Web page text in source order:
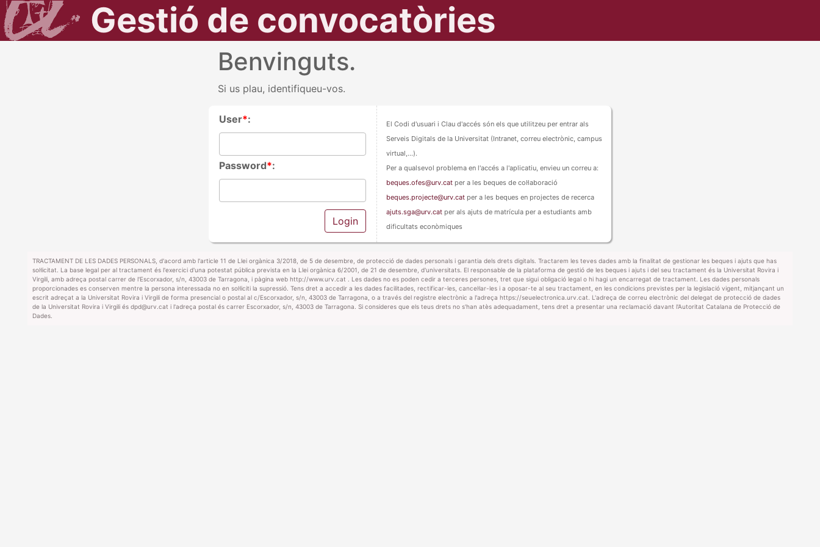
Gestió de convocatòries
Benvinguts.
Si us plau, identifiqueu-vos.
User*:
Password*:
El Codi d'usuari i Clau d'accés són els que utilitzeu per entrar als
Serveis Digitals de la Universitat (Intranet, correu electrònic, campus
virtual,...).
Per a qualsevol problema en l'accés a l'aplicatiu, envieu un correu a:
beques.ofes@urv.cat per a les beques de col·laboració
beques.projecte@urv.cat per a les beques en projectes de recerca
ajuts.sga@urv.cat per als ajuts de matrícula per a estudiants amb
dificultats econòmiques
TRACTAMENT DE LES DADES PERSONALS, d'acord amb l'article 11 de Llei orgànica 3/2018, de 5 de desembre, de protecció de dades personals i garantia dels drets digitals. Tractarem les teves dades amb la finalitat de gestionar les beques i ajuts que has
sol·licitat. La base legal per al tractament és l'exercici d'una potestat pública prevista en la Llei orgànica 6/2001, de 21 de desembre, d'universitats. El responsable de la plataforma de gestió de les beques i ajuts i del seu tractament és la Universitat Rovira i
Virgili, amb adreça postal carrer de l'Escorxador, s/n, 43003 de Tarragona, i pàgina web http://www.urv.cat . Les dades no es poden cedir a terceres persones, tret que sigui obligació legal o hi hagi un encarregat de tractament. Les dades personals
proporcionades es conserven mentre la persona interessada no en sol·liciti la supressió. Tens dret a accedir a les dades facilitades, rectificar-les, cancel·lar-les i a oposar-te al seu tractament, en les condicions previstes per la legislació vigent, mitjançant un
escrit adreçat a la Universitat Rovira i Virgili de forma presencial o postal al c/Escorxador, s/n, 43003 de Tarragona, o a través del registre electrònic a l'adreça https://seuelectronica.urv.cat. L'adreça de correu electrònic del delegat de protecció de dades
de la Universitat Rovira i Virgili és dpd@urv.cat i l'adreça postal és carrer Escorxador, s/n, 43003 de Tarragona. Si consideres que els teus drets no s'han atès adequadament, tens dret a presentar una reclamació davant l'Autoritat Catalana de Protecció de
Dades.